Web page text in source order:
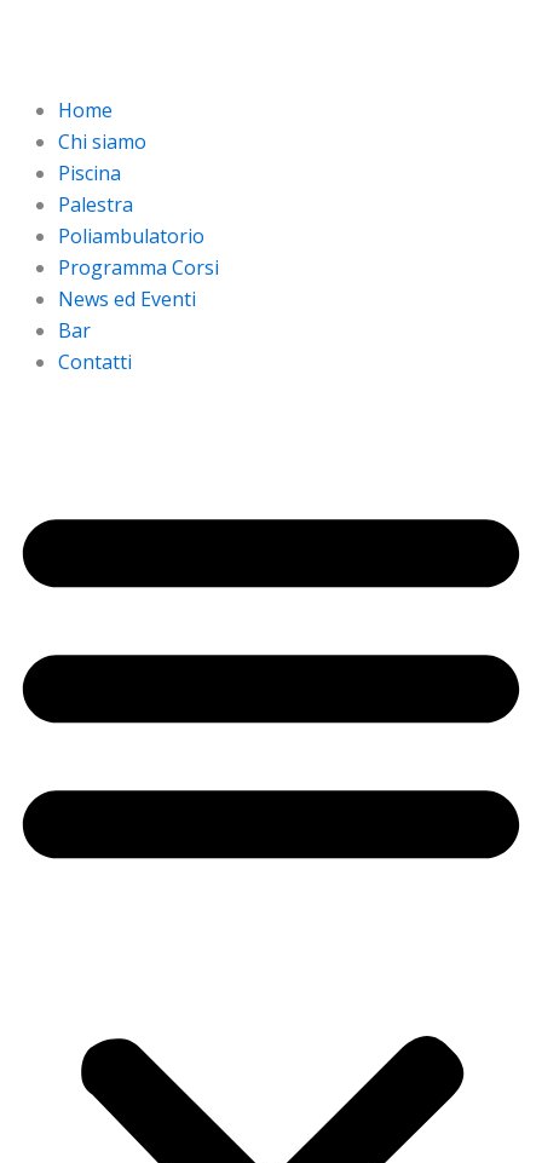
Home
Chi siamo
Piscina
Palestra
Poliambulatorio
Programma Corsi
News ed Eventi
Bar
Contatti